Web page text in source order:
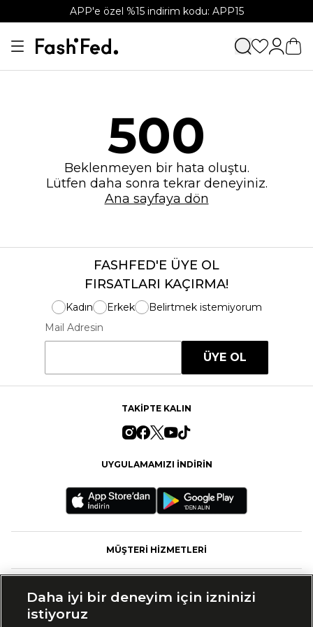
APP'e özel %15 indirim kodu: APP15
500
Beklenmeyen bir hata oluştu.
Lütfen daha sonra tekrar deneyiniz.
Ana sayfaya dön
FASHFED'E ÜYE OL
FIRSATLARI KAÇIRMA!
Kadın Erkek
Belirtmek istemiyorum
Mail Adresin
ÜYE OL
TAKİPTE KALIN
UYGULAMAMIZI İNDİRİN
MÜŞTERİ HİZMETLERİ
Daha iyi bir deneyim için izninizi
istiyoruz